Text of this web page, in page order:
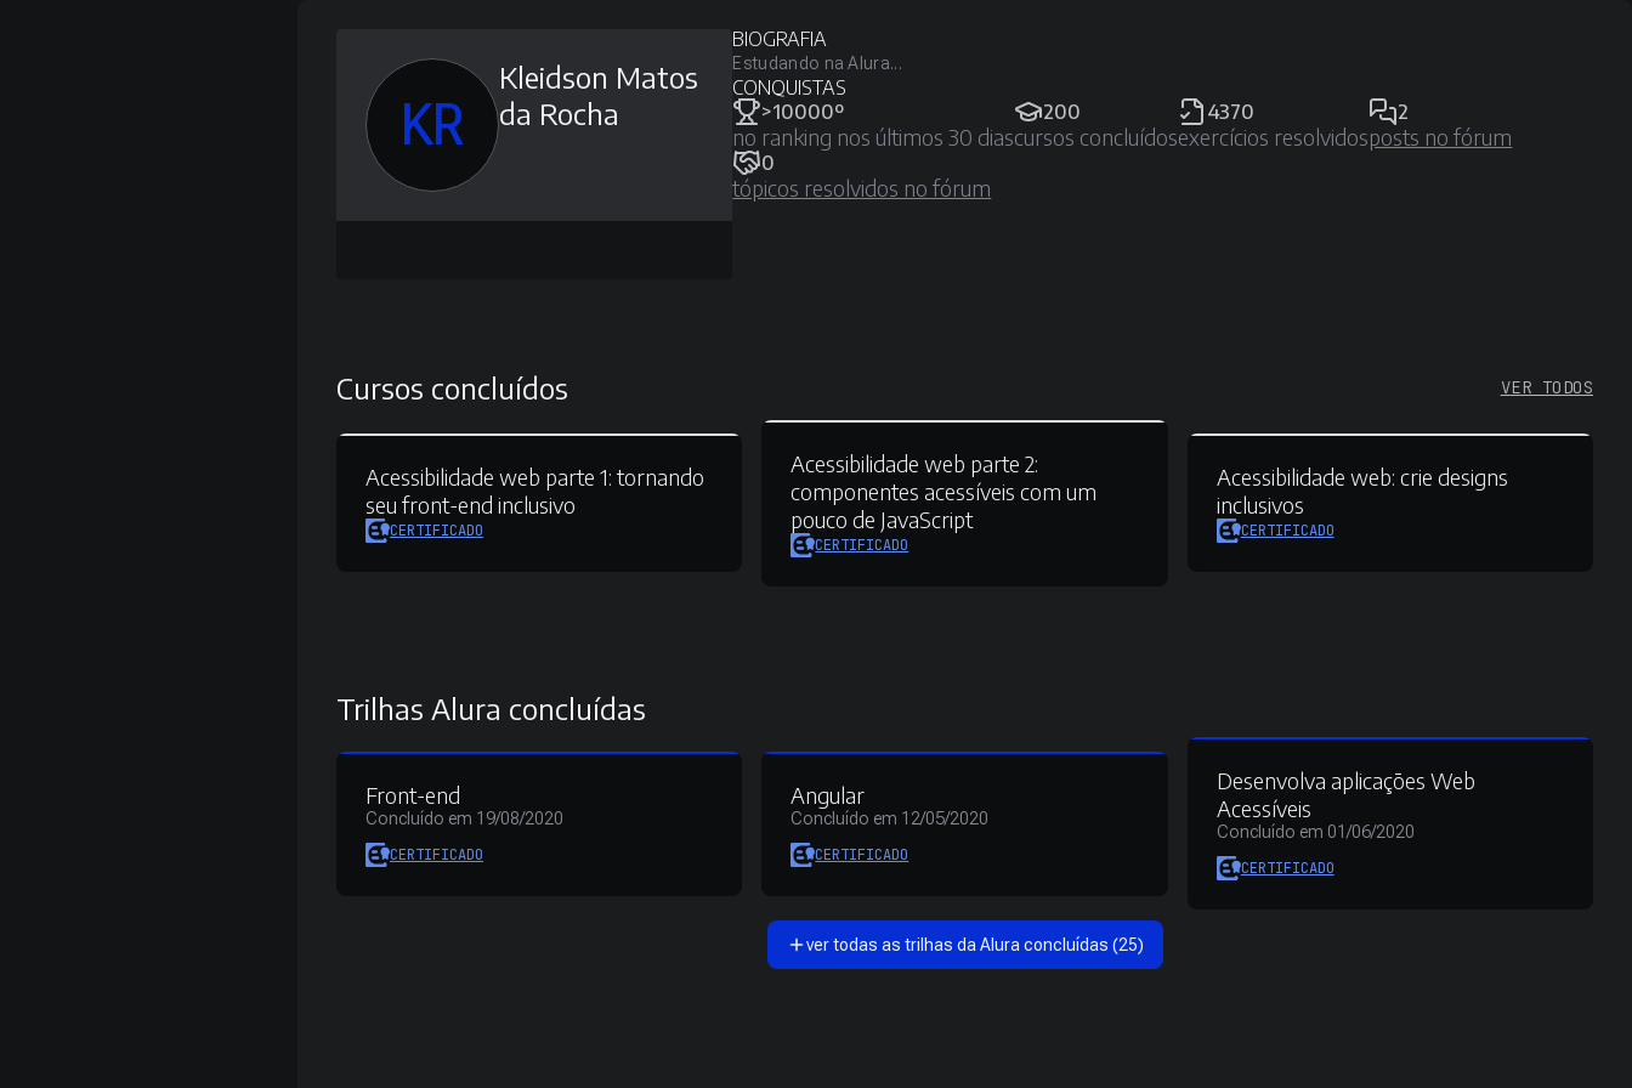
KR
Kleidson Matos
da Rocha
BIOGRAFIA
Estudando na Alura...
CONQUISTAS
>10000º
no ranking nos últimos 30 dias
200
cursos concluídos
4370
exercícios resolvidos
2
posts no fórum
0
tópicos resolvidos no fórum
Cursos concluídos VER TODOS
Acessibilidade web parte 1:tornando
seu front-end inclusivo
CERTIFICADO
Acessibilidade web parte 2:
componentes acessíveis com um
pouco de JavaScript
CERTIFICADO
Acessibilidade web: crie designs
inclusivos
CERTIFICADO
Trilhas Alura concluídas
Front-end
Concluído em 19/08/2020
CERTIFICADO
Angular
Concluído em 12/05/2020
CERTIFICADO
Desenvolva aplicações Web
Acessíveis
Concluído em 01/06/2020
CERTIFICADO
ver todas as trilhas da Alura concluídas (25)